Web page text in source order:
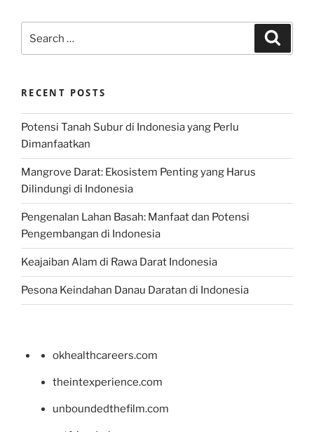
for:
RECENT POSTS
Potensi Tanah Subur di Indonesia yang Perlu
Dimanfaatkan
Mangrove Darat: Ekosistem Penting yang Harus
Dilindungi di Indonesia
Pengenalan Lahan Basah: Manfaat dan Potensi
Pengembangan di Indonesia
Keajaiban Alam di Rawa Darat Indonesia
Pesona Keindahan Danau Daratan di Indonesia
okhealthcareers.com
theintexperience.com
unboundedthefilm.com